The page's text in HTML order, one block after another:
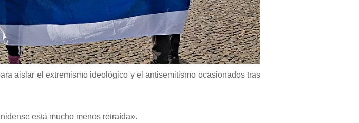
aislar el extremismo ideológico y el antisemitismo ocasionados tras
está mucho menos retraída».